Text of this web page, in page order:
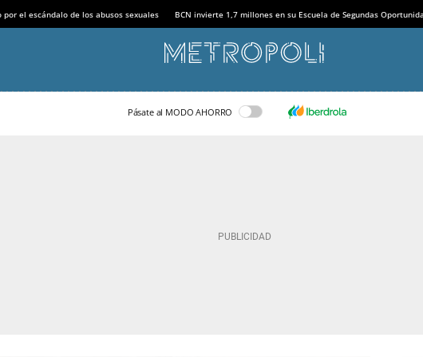
por el escándalo de los abusos sexuales BCN invierte 1,7 millones en su Escuela de Segundas
Pásate al MODO AHORRO